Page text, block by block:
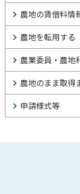
農地の賃借料情
農地を転用する
農業委員・農地
農地のまま取得
申請様式等